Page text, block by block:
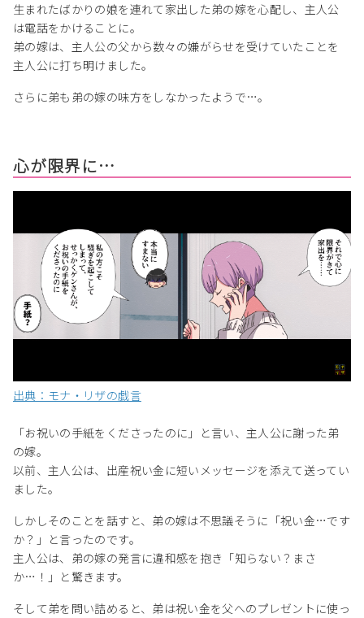
生まれたばかりの娘を連れて家出した弟の嫁を心配し、主人公
は電話をかけることに。
弟の嫁は、主人公の父から数々の嫌がらせを受けていたことを
主人公に打ち明けました。
さらに弟も弟の嫁の味方をしなかったようで…。
心が限界に…
出典：モナ・リザの戯言
「お祝いの手紙をくださったのに」と言い、主人公に謝った弟
の嫁。
以前、主人公は、出産祝い金に短いメッセージを添えて送ってい
ました。
しかしそのことを話すと、弟の嫁は不思議そうに「祝い金…です
か？」と言ったのです。
主人公は、弟の嫁の発言に違和感を抱き「知らない？まさ
か…！」と驚きます。
そして弟を問い詰めると、弟は祝い金を父へのプレゼントに使っ